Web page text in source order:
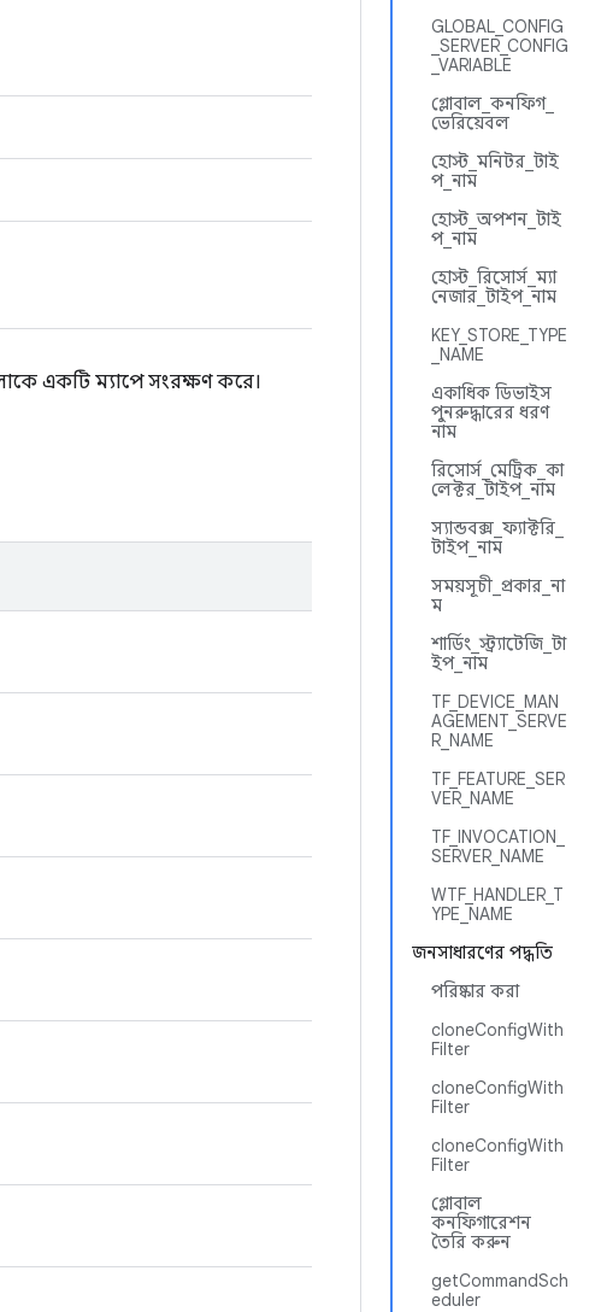
GLOBAL_CONFIG
_SERVER_CONFIG
_VARIABLE
গ্লোবাল_কনফিগ_
ভেরিয়েবল
হোস্ট_মনিটর_টাই
প_নাম
হোস্ট_অপশন_টাই
প_নাম
হোস্ট_রিসোর্স_ম্যা
নেজার_টাইপ_নাম
KEY_STORE_TYPE
_NAME
একাধিক ডিভাইস
পুনরুদ্ধারের ধরণ
নাম
রিসোর্স_মেট্রিক_কা
লেক্টর_টাইপ_নাম
স্যান্ডবক্স_ফ্যাক্টরি_
টাইপ_নাম
সময়সূচী_প্রকার_না
ম
শার্ডিং_স্ট্র্যাটেজি_টা
ইপ_নাম
TF_DEVICE_MAN
AGEMENT_SERVE
R_NAME
TF_FEATURE_SER
VER_NAME
TF_INVOCATION_
SERVER_NAME
WTF_HANDLER_T
YPE_NAME
জনসাধারণের পদ্ধতি
পরিষ্কার করা
cloneConfigWith
Filter
cloneConfigWith
Filter
cloneConfigWith
Filter
গ্লোবাল
কনফিগারেশন
তৈরি করুন
getCommandSch
eduler
একটি ম্যাপে সংরক্ষণ করে।